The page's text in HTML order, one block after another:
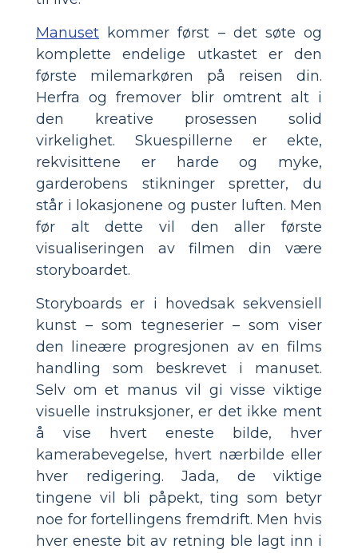
Manuset kommer først – det søte og
komplette endelige utkastet er den
første milemarkøren på reisen din.
Herfra og fremover blir omtrent alt i
den kreative prosessen solid
virkelighet. Skuespillerne er ekte,
rekvisittene er harde og myke,
garderobens stikninger spretter, du
står i lokasjonene og puster luften. Men
før alt dette vil den aller første
visualiseringen av filmen din være
storyboardet.
Storyboards er i hovedsak sekvensiell
kunst – som tegneserier – som viser
den lineære progresjonen av en films
handling som beskrevet i manuset.
Selv om et manus vil gi visse viktige
visuelle instruksjoner, er det ikke ment
å vise hvert eneste bilde, hver
kamerabevegelse, hvert nærbilde eller
hver redigering. Jada, de viktige
tingene vil bli påpekt, ting som betyr
noe for fortellingens fremdrift. Men hvis
hver eneste bit av retning ble lagt inn i